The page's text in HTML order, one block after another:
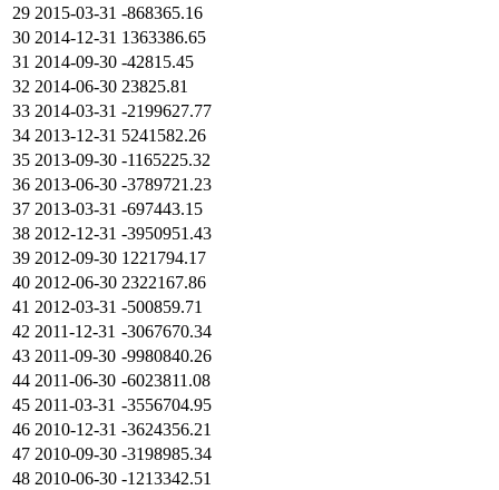
29 2015-03-31 -868365.16
30 2014-12-31 1363386.65
31 2014-09-30 -42815.45
32 2014-06-30 23825.81
33 2014-03-31 -2199627.77
34 2013-12-31 5241582.26
35 2013-09-30 -1165225.32
36 2013-06-30 -3789721.23
37 2013-03-31 -697443.15
38 2012-12-31 -3950951.43
39 2012-09-30 1221794.17
40 2012-06-30 2322167.86
41 2012-03-31 -500859.71
42 2011-12-31 -3067670.34
43 2011-09-30 -9980840.26
44 2011-06-30 -6023811.08
45 2011-03-31 -3556704.95
46 2010-12-31 -3624356.21
47 2010-09-30 -3198985.34
48 2010-06-30 -1213342.51